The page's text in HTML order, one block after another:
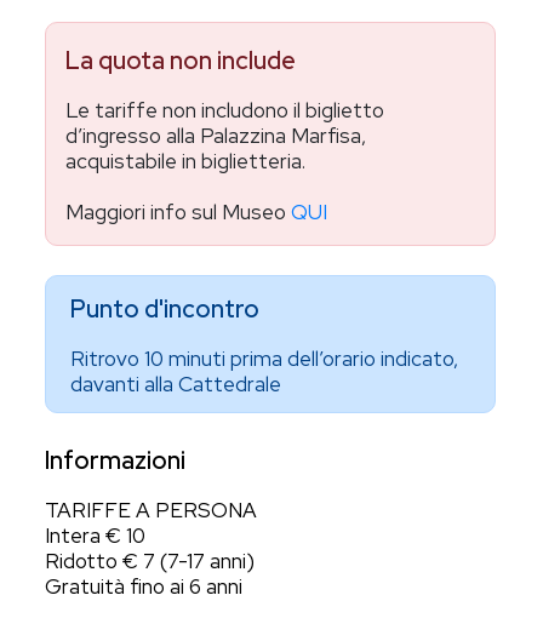
La quota non include
Le tariffe non includono il biglietto
d’ingresso alla Palazzina Marfisa,
acquistabile in biglietteria.
Maggiori info sul MuseoQUI
Punto d'incontro
Ritrovo 10 minuti prima dell’orario indicato,
davanti alla Cattedrale
Informazioni
TARIFFE A PERSONA
Intera € 10
Ridotto € 7 (7-17 anni)
Gratuità fino ai 6 anni